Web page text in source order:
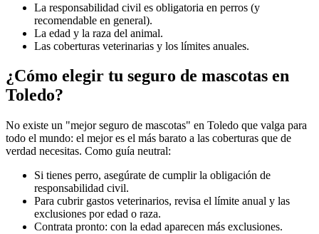
La responsabilidad civil es obligatoria en perros (y
recomendable en general).
La edad y la raza del animal.
Las coberturas veterinarias y los límites anuales.
¿Cómo elegir tu seguro de mascotas en
Toledo?
No existe un "mejor seguro de mascotas" en Toledo que valga para
todo el mundo: el mejor es el más barato a las coberturas que de
verdad necesitas. Como guía neutral:
Si tienes perro, asegúrate de cumplir la obligación de
responsabilidad civil.
Para cubrir gastos veterinarios, revisa el límite anual y las
exclusiones por edad o raza.
Contrata pronto: con la edad aparecen más exclusiones.